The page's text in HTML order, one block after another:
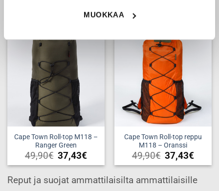
MUOKKAA
useampi
muunnelma.
Voit
tehdä
valinnat
tuotteen
sivulla.
Cape Town Roll-top M118 –
Ranger Green
49,90€ 37,43€
Cape Town Roll-top reppu
M118 – Oranssi
49,90€ 37,43€
Reput ja suojat ammattilaisilta ammattilaisille